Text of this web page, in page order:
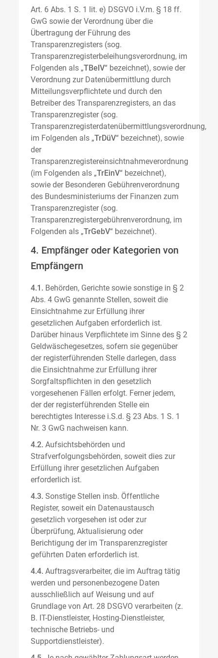
Art. 6 Abs. 1 S. 1 lit. e) DSGVO i.V.m. § 18 ff.
GwG sowie der Verordnung über die
Übertragung der Führung des
Transparenzregisters (sog.
Transparenzregisterbeleihungsverordnung, im
Folgenden als „TBelV“ bezeichnet), sowie der
Verordnung zur Datenübermittlung durch
Mitteilungsverpflichtete und durch den
Betreiber des Transparenzregisters, an das
Transparenzregister (sog.
Transparenzregisterdatenübermittlungsverordnung,
im Folgenden als „TrDüV“ bezeichnet), sowie
der
Transparenzregistereinsichtnahmeverordnung
(im Folgenden als „TrEinV“ bezeichnet),
sowie der Besonderen Gebührenverordnung
des Bundesministeriums der Finanzen zum
Transparenzregister (sog.
Transparenzregistergebührenverordnung, im
Folgenden als „TrGebV“ bezeichnet).
4. Empfänger oder Kategorien von
Empfängern
4.1. Behörden, Gerichte sowie sonstige in § 2
Abs. 4 GwG genannte Stellen, soweit die
Einsichtnahme zur Erfüllung ihrer
gesetzlichen Aufgaben erforderlich ist.
Darüber hinaus Verpflichtete im Sinne des § 2
Geldwäschegesetzes, sofern sie gegenüber
der registerführenden Stelle darlegen, dass
die Einsichtnahme zur Erfüllung ihrer
Sorgfaltspflichten in den gesetzlich
vorgesehenen Fällen erfolgt. Ferner jedem,
der der registerführenden Stelle ein
berechtigtes Interesse i.S.d. § 23 Abs. 1 S. 1
Nr. 3 GwG nachweisen kann.
4.2. Aufsichtsbehörden und
Strafverfolgungsbehörden, soweit dies zur
Erfüllung ihrer gesetzlichen Aufgaben
erforderlich ist.
4.3. Sonstige Stellen insb. Öffentliche
Register, soweit ein Datenaustausch
gesetzlich vorgesehen ist oder zur
Überprüfung, Aktualisierung oder
Berichtigung der im Transparenzregister
geführten Daten erforderlich ist.
4.4. Auftragsverarbeiter, die im Auftrag tätig
werden und personenbezogene Daten
ausschließlich auf Weisung und auf
Grundlage von Art. 28 DSGVO verarbeiten (z.
B. IT-Dienstleister, Hosting-Dienstleister,
technische Betriebs- und
Supportdienstleister).